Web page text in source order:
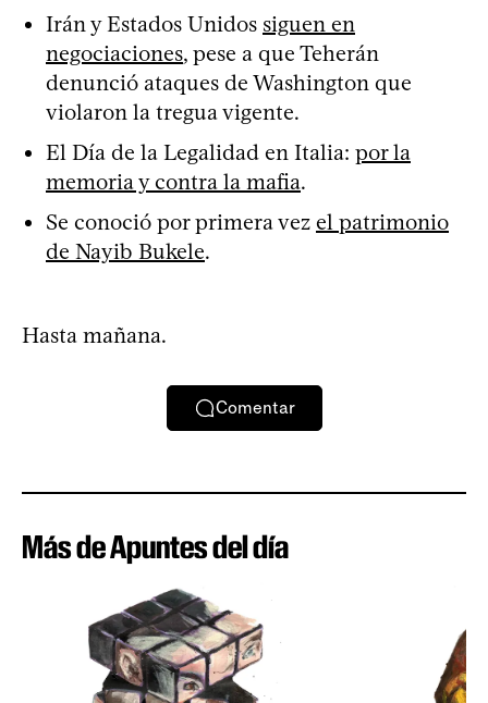
Irán y Estados Unidos siguen en
negociaciones, pese a que Teherán
denunció ataques de Washington que
violaron la tregua vigente.
El Día de la Legalidad en Italia: por la
memoria y contra la mafia.
Se conoció por primera vez el patrimonio
de Nayib Bukele.
Hasta mañana.
Comentar
Más de Apuntes del día